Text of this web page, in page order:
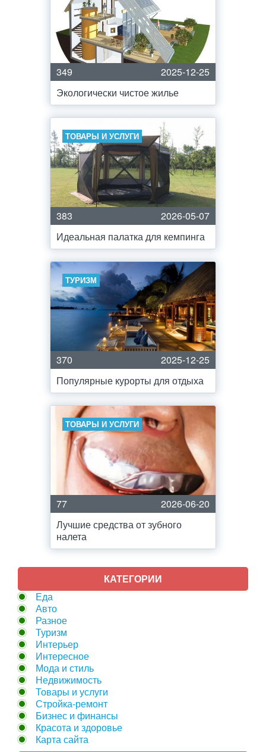
349
2025-12-25
Экологически чистое жилье
ТОВАРЫ И УСЛУГИ
383
2026-05-07
Идеальная палатка для кемпинга
ТУРИЗМ
370
2025-12-25
Популярные курорты для отдыха
ТОВАРЫ И УСЛУГИ
77
2026-06-20
Лучшие средства от зубного
налета
КАТЕГОРИИ
Еда
Авто
Разное
Туризм
Интерьер
Интересное
Мода и стиль
Недвижимость
Товары и услуги
Стройка-ремонт
Бизнес и финансы
Красота и здоровье
Карта сайта